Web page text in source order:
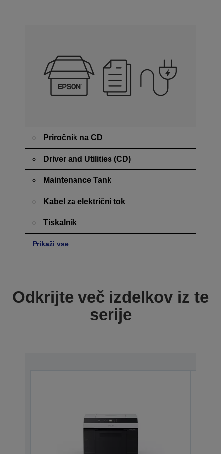
Priročnik na CD
Driver and Utilities (CD)
Maintenance Tank
Kabel za električni tok
Tiskalnik
Prikaži vse
Odkrijte več izdelkov iz te
serije